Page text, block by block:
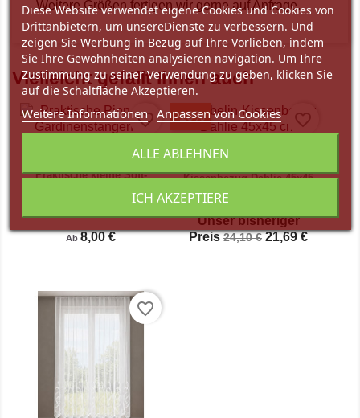
Weitere Größen fertigen wir gerne auf Anfrage.
Vielleicht gefällt Ihnen auch
Praktische kleine Soft-
Klemmstangen in weiß 30-
50 cm
Ab 8,00 €
favorite_border
Malerischer Gobelin-
Kissenbezug Dahlie 45x45
Unser bisheriger
Preis24,10 € 21,69 €
-10% favorite_border
favorite_border
Diese Website verwendet eigene Cookies und Cookies von
Drittanbietern, um unsereDienste zu verbessern. Und
zeigen Sie Werbung in Bezug auf Ihre Vorlieben, indem
Sie Ihre Gewohnheiten analysieren navigation. Um Ihre
Zustimmung zu seiner Verwendung zu geben, klicken Sie
auf die Schaltfläche Akzeptieren.
Weitere Informationen Anpassen von Cookies
ALLE ABLEHNEN
ICH AKZEPTIERE